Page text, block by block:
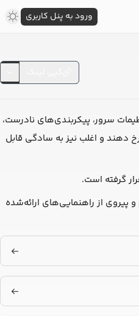
سرور، پیکربندی‌های نادرست،
دهند و اغلب نیز به سادگی قابل
گرفته است.
پیروی از راهنمایی‌های ارائه‌شده
ورود به پنل کاربری